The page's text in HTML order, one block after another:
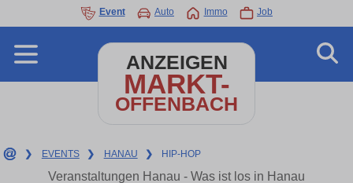
Event Auto Immo Job
ANZEIGEN
MARKT-
OFFENBACH
❯ EVENTS ❯ HANAU ❯ HIP-HOP
Veranstaltungen Hanau - Was ist los in Hanau